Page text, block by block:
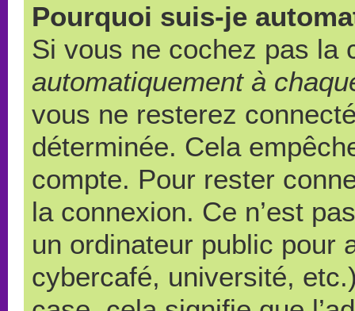
Pourquoi suis-je
Si vous ne cochez pas la
automatiquement à
vous ne resterez
déterminée. Cela
compte. Pour rester
la connexion. Ce n’est
un ordinateur public pour
cybercafé, université,